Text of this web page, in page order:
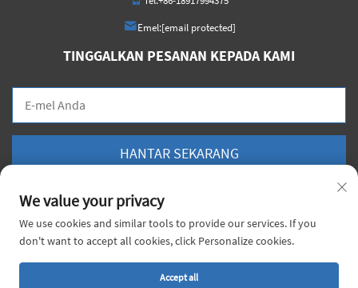
Emel:[email protected]
TINGGALKAN PESANAN KEPADA KAMI
HANTAR SEKARANG
We value your privacy
We use cookies and similar tools to provide our services. If you
don't want to accept all cookies, click Personalize cookies.
Accept all